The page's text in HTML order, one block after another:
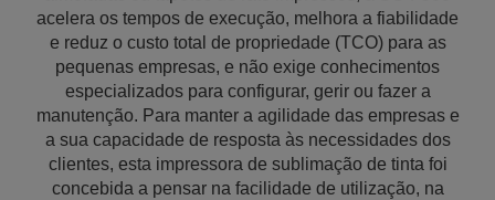
acelera os tempos de execução, melhora a fiabilidade
e reduz o custo total de propriedade (TCO) para as
pequenas empresas, e não exige conhecimentos
especializados para configurar, gerir ou fazer a
manutenção. Para manter a agilidade das empresas e
a sua capacidade de resposta às necessidades dos
clientes, esta impressora de sublimação de tinta foi
concebida a pensar na facilidade de utilização, na